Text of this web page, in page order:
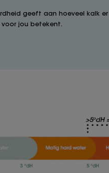
geeft aan hoeveel kalk
jou betekent.